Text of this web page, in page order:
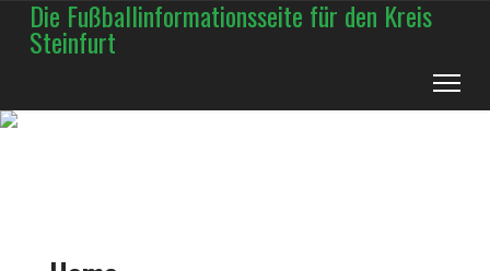
Die Fußballinformationsseite für den Kreis
Steinfurt